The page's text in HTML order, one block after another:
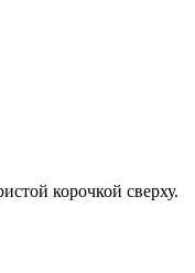
корочкой сверху.